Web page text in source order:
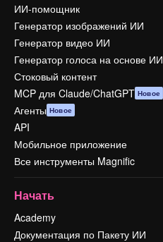
ИИ-помощник
Генератор изображений ИИ
Генератор видео ИИ
Генератор голоса на основе ИИ
Стоковый контент
MCP для Claude/ChatGPT Новое
Агенты Новое
API
Мобильное приложение
Все инструменты Magnific
Начать
Academy
Документация по Пакету ИИ